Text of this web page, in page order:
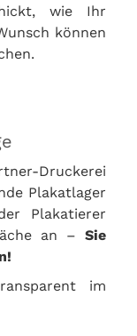
wie Ihr
können
Druckerei
Plakatlager
Plakatierer
an – Sie
im